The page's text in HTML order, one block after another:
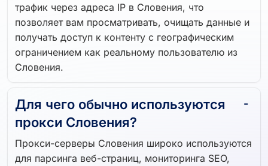
трафик через адреса IP в Словения, что
позволяет вам просматривать, очищать данные и
получать доступ к контенту с географическим
ограничением как реальному пользователю из
Словения.
Для чего обычно используются
прокси Словения?
Прокси-серверы Словения широко используются
для парсинга веб-страниц, мониторинга SEO,